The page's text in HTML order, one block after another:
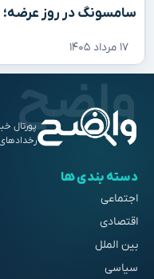
سامسونگ در روز عرضه؛
۱۷ مرداد ۱۴۰۵
پورتال
دسته بندی ها
اجتماعی
اقتصادی
بین الملل
سیاسی